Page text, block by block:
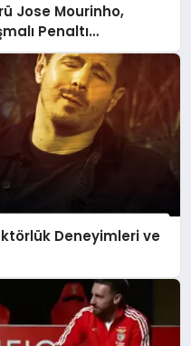
Jose Mourinho,
Penaltı
Deneyimleri ve